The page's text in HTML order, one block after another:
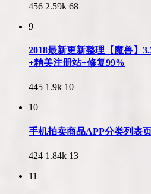
456 2.59k 68
9
2018最新更新整理【魔兽】
+精美注册站+修复99%
445 1.9k 10
10
手机拍卖商品APP分类列表
424 1.84k 13
11